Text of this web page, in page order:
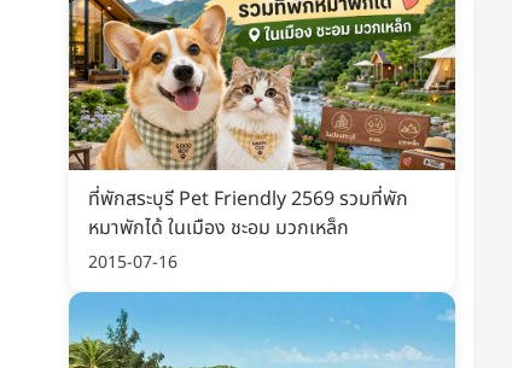
ที่พักสระบุรี Pet Friendly 2569 รวมที่พัก
หมาพักได้ ในเมือง ชะอม มวกเหล็ก
2015-07-16